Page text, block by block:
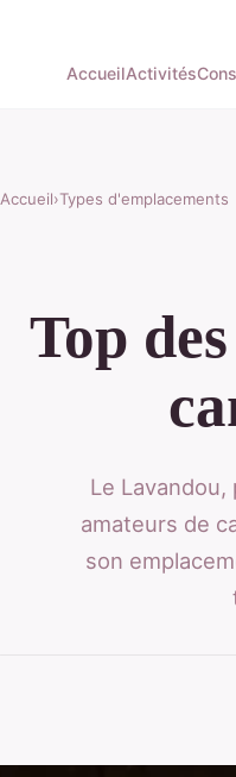
AccueilActivités
Accueil›Types d'emplacements
Top
Le
amateurs de
son